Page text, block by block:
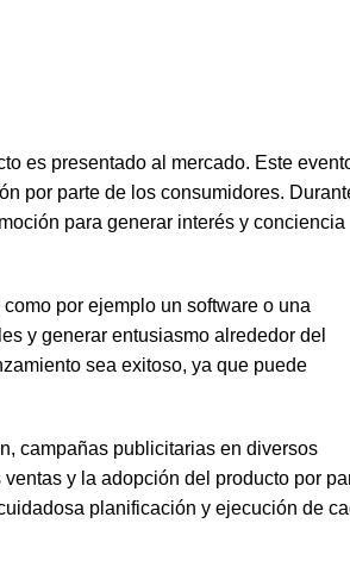
es presentado al mercado. Este
por parte de los consumidores.
para generar interés y conciencia
por ejemplo un software o una
y generar entusiasmo alrededor del
sea exitoso, ya que puede
campañas publicitarias en diversos
y la adopción del producto por
planificación y ejecución de